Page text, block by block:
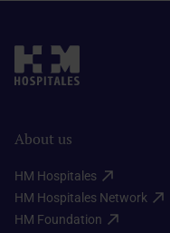
About us
HM Hospitales​
HM Hospitales Network​
HM Foundation​